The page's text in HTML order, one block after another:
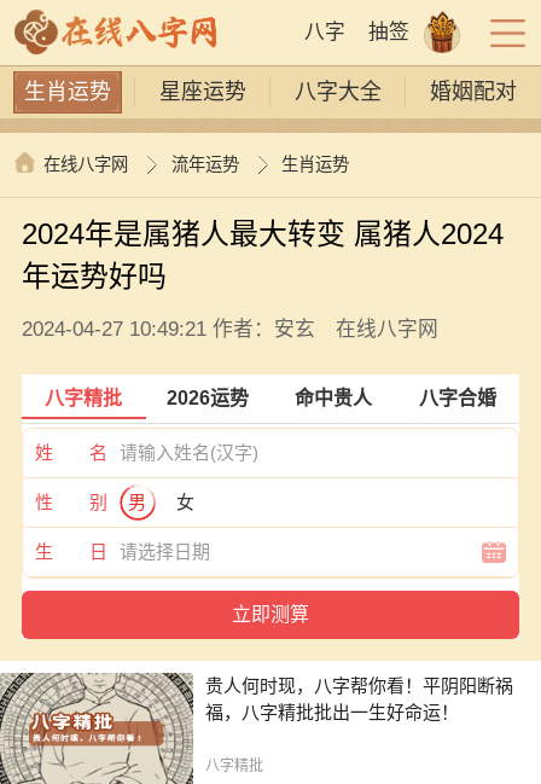
八字 抽签
生肖运势 星座运势 八字大全 婚姻配对
在线八字网 流年运势 生肖运势
2024年是属猪人最大转变 属猪人2024
年运势好吗
2024-04-27 10:49:21 作者：安玄 在线八字网
八字精批 2026运势 命中贵人 八字合婚
姓 名
性 别 男 女
生 日
贵人何时现，八字帮你看！平阴阳断祸
福，八字精批批出一生好命运！
八字精批